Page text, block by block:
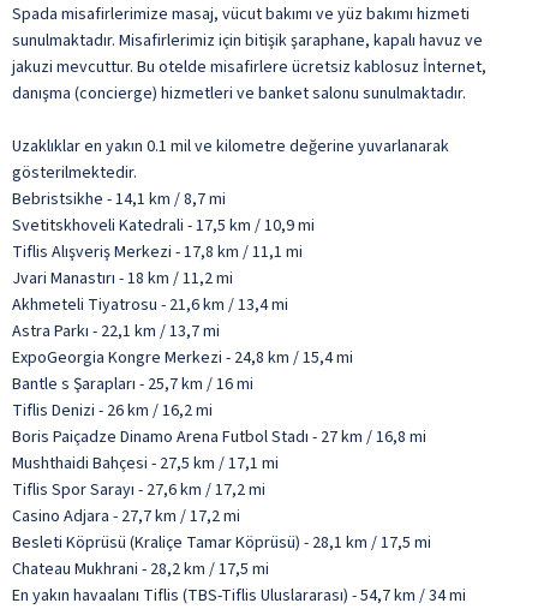
Spada misafirlerimize masaj, vücut bakımı ve yüz bakımı hizmeti
sunulmaktadır. Misafirlerimiz için bitişik şaraphane, kapalı havuz ve
jakuzi mevcuttur. Bu otelde misafirlere ücretsiz kablosuz İnternet,
danışma (concierge) hizmetleri ve banket salonu sunulmaktadır.
Uzaklıklar en yakın 0.1 mil ve kilometre değerine yuvarlanarak
gösterilmektedir.
Bebristsikhe - 14,1 km / 8,7 mi
Svetitskhoveli Katedrali - 17,5 km / 10,9 mi
Tiflis Alışveriş Merkezi - 17,8 km / 11,1 mi
Jvari Manastırı - 18 km / 11,2 mi
Akhmeteli Tiyatrosu - 21,6 km / 13,4 mi
Astra Parkı - 22,1 km / 13,7 mi
ExpoGeorgia Kongre Merkezi - 24,8 km / 15,4 mi
Bantle s Şarapları - 25,7 km / 16 mi
Tiflis Denizi - 26 km / 16,2 mi
Boris Paiçadze Dinamo Arena Futbol Stadı - 27 km / 16,8 mi
Mushthaidi Bahçesi - 27,5 km / 17,1 mi
Tiflis Spor Sarayı - 27,6 km / 17,2 mi
Casino Adjara - 27,7 km / 17,2 mi
Besleti Köprüsü (Kraliçe Tamar Köprüsü) - 28,1 km / 17,5 mi
Chateau Mukhrani - 28,2 km / 17,5 mi
En yakın havaalanı Tiflis (TBS-Tiflis Uluslararası) - 54,7 km / 34 mi